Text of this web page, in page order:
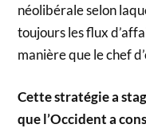
néolibérale selon
toujours les flux
manière que le chef
Cette stratégie a
que l’Occident a